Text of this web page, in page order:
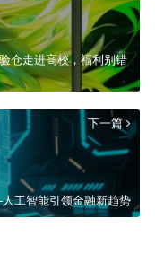
仓走进高校，福利别错
下一篇
工智能引领金融新趋势